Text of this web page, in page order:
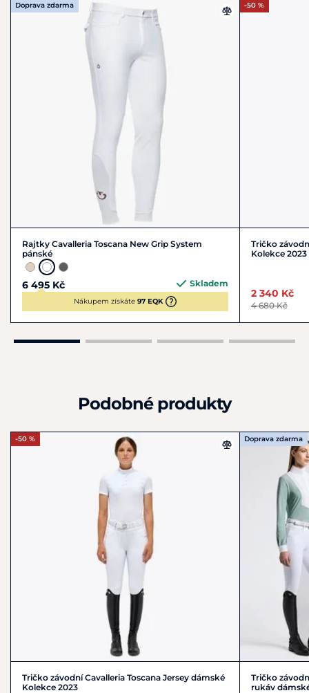
Doprava zdarma
Rajtky Cavalleria Toscana New Grip System
pánské
6 495 Kč Skladem
Nákupem získáte 97 EQK
-50 %
Tričko
Kolekce 2023
2 340 Kč
4 680 Kč
Podobné produkty
-50 %
Tričko závodní Cavalleria Toscana Jersey dámské
Kolekce 2023
Doprava zdarma
Tričko
rukáv